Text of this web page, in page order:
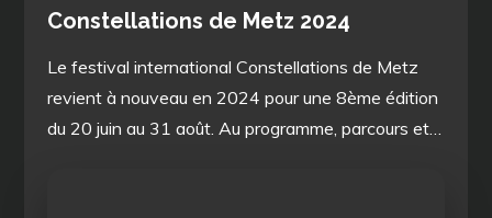
Constellations de Metz 2024
Le festival international Constellations de Metz
revient à nouveau en 2024 pour une 8ème édition
du 20 juin au 31 août. Au programme, parcours et…